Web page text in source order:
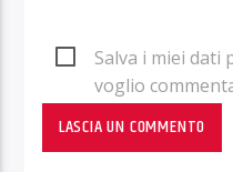
Salva i miei dati
voglio